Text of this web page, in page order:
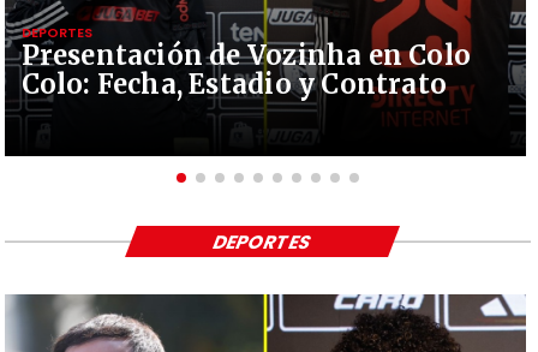
Presentación de Vozinha en Colo
Colo: Fecha, Estadio y Contrato
DEPORTES
DEPORTES